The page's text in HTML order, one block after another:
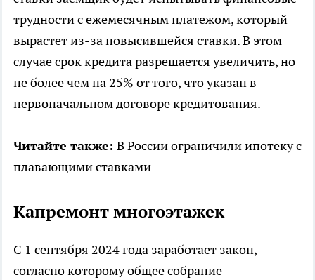
трудности с ежемесячным платежом, который
вырастет из-за повысившейся ставки. В этом
случае срок кредита разрешается увеличить, но
не более чем на 25% от того, что указан в
первоначальном договоре кредитования.
Читайте также: В России ограничили ипотеку с
плавающими ставками
Капремонт многоэтажек
С 1 сентября 2024 года заработает закон,
согласно которому общее собрание